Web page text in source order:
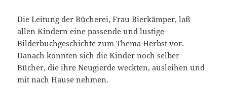
Die Leitung der Bücherei, Frau Bierkämper, laß
allen Kindern eine passende und lustige
Bilderbuchgeschichte zum Thema Herbst vor.
Danach konnten sich die Kinder noch selber
Bücher, die ihre Neugierde weckten, ausleihen und
mit nach Hause nehmen.